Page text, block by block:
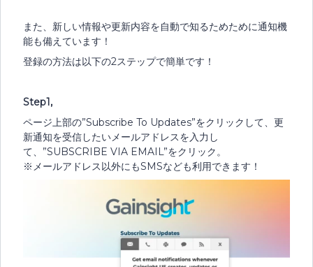
また、新しい情報や更新内容を自動で知るためために通知機
能も備えています！
登録の方法は以下の2ステップで簡単です！
Step1,
ページ上部の”Subscribe To Updates”をクリックして、更
新通知を受信したいメールアドレスを入力し
て、”SUBSCRIBE VIA EMAIL”をクリック。
※メールアドレス以外にもSMSなども利用できます！